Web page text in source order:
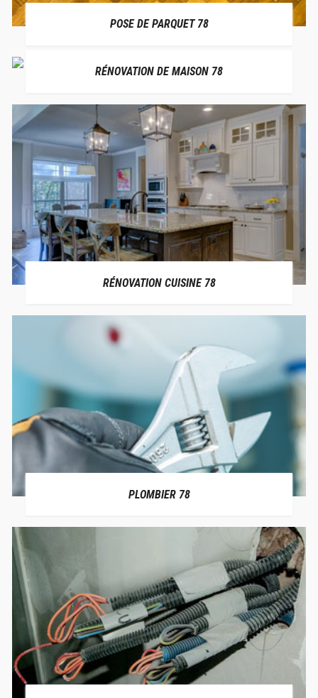
POSE DE PARQUET 78
RÉNOVATION DE MAISON 78
RÉNOVATION CUISINE 78
PLOMBIER 78